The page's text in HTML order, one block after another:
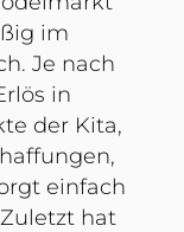
im
Je nach
in
der Kita,
einfach
hat